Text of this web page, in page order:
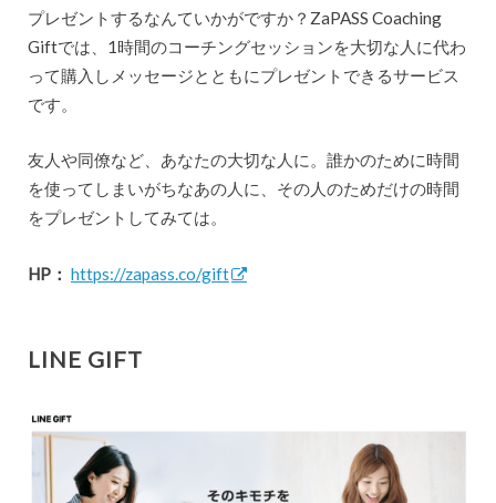
プレゼントするなんていかがですか？ZaPASS Coaching
Giftでは、1時間のコーチングセッションを大切な人に代わ
って購入しメッセージとともにプレゼントできるサービス
です。
友人や同僚など、あなたの大切な人に。誰かのために時間
を使ってしまいがちなあの人に、その人のためだけの時間
をプレゼントしてみては。
HP： https://zapass.co/gift
LINE GIFT